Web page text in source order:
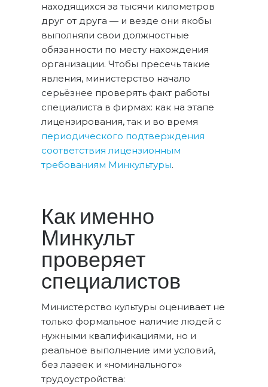
находящихся за тысячи километров
друг от друга — и везде они якобы
выполняли свои должностные
обязанности по месту нахождения
организации. Чтобы пресечь такие
явления, министерство начало
серьёзнее проверять факт работы
специалиста в фирмах: как на этапе
лицензирования, так и во время
периодического подтверждения
соответствия лицензионным
требованиям Минкультуры.
Как именно
Минкульт
проверяет
специалистов
Министерство культуры оценивает не
только формальное наличие людей с
нужными квалификациями, но и
реальное выполнение ими условий,
без лазеек и «номинального»
трудоустройства: